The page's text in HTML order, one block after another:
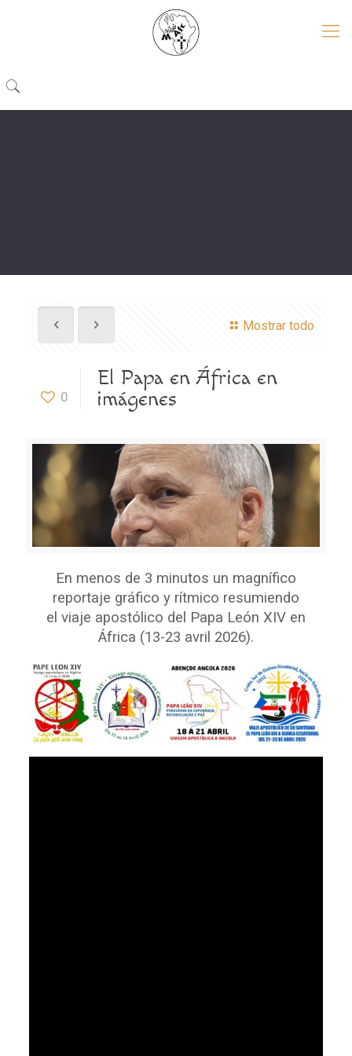
Mostrar todo
0
El Papa en África en
imágenes
En menos de 3 minutos un magnífico
reportaje gráfico y rítmico resumiendo
el viaje apostólico del Papa León XIV en
África (13-23 avril 2026).